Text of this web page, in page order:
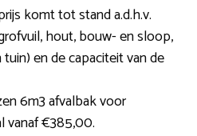
komt tot stand a.d.h.v.
hout, bouw- en sloop,
en de capaciteit van de
6m3 afvalbak voor
vanaf €385,00.